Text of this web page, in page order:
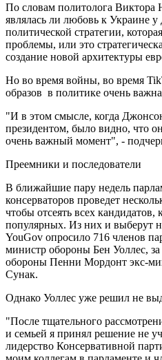
По словам политолога Виктора
являлась ли любовь к Украине
политической стратегии,
проблемы, или это
создание новой архитектуры
Но во время войны, во время
образов в политике очень
"И в этом смысле, когда
президентом, было видно, что
очень важный момент", -
Преемники и последователи
В ближайшие пару недель
консерваторов проведет
чтобы отсеять всех кандидатов,
популярных. Из них и выберут
YouGov опросило 716 членов
министр обороны Бен Уоллес,
обороны Пенни Мордонт экс-
Сунак.
Однако Уоллес уже решил не
"После тщательного
и семьей я принял решение не
лидерство Консервативной